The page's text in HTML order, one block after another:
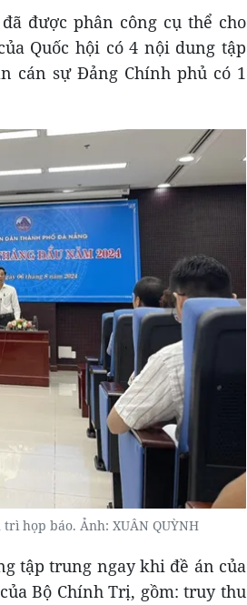
được phân công cụ thể cho
Quốc hội có 4 nội dung tập
cán sự Đảng Chính phủ có 1
họp báo. Ảnh: XUÂN QUỲNH
tập trung ngay khi đề án của
Bộ Chính Trị, gồm: truy thu